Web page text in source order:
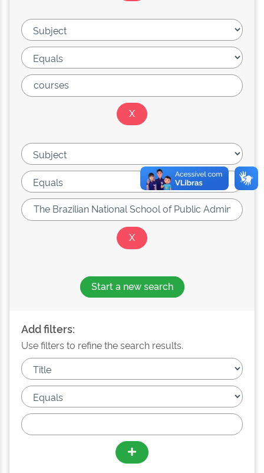
Start a new search
Add filters:
Use filters to refine the search results.